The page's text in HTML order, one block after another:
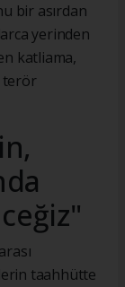
bir asırdan
yerinden
katliama,
terör
taahhütte